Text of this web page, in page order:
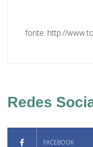
fonte: http://
Redes
FACEBOOK